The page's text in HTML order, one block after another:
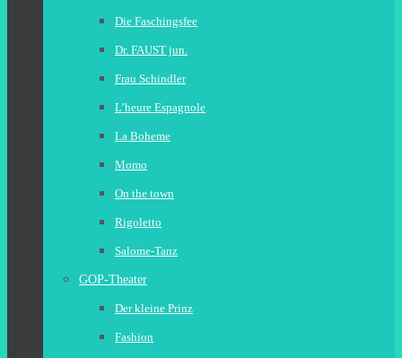
Die Faschingsfee
Dr. FAUST jun.
Frau Schindler
L’heure Espagnole
La Boheme
Momo
On the town
Rigoletto
Salome-Tanz
GOP-Theater
Der kleine Prinz
Fashion